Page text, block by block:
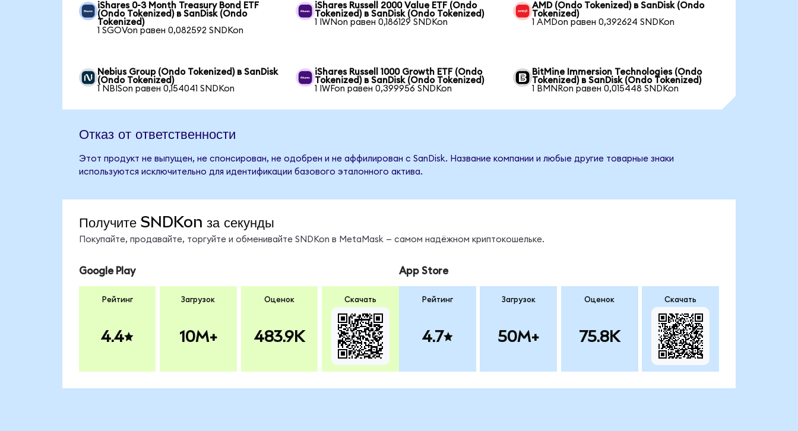
iShares 0-3 Month Treasury Bond ETF
(Ondo Tokenized) в SanDisk (Ondo
Tokenized)
1 SGOVon равен 0,082592 SNDKon
iShares Russell 2000 Value ETF (Ondo
Tokenized) в SanDisk (Ondo Tokenized)
1 IWNon равен 0,186129 SNDKon
AMD (Ondo Tokenized) в SanDisk (Ondo
Tokenized)
1 AMDon равен 0,392624 SNDKon
Nebius Group (Ondo Tokenized) в SanDisk
(Ondo Tokenized)
1 NBISon равен 0,154041 SNDKon
iShares Russell 1000 Growth ETF (Ondo
Tokenized) в SanDisk (Ondo Tokenized)
1 IWFon равен 0,399956 SNDKon
BitMine Immersion Technologies (Ondo
Tokenized) в SanDisk (Ondo Tokenized)
1 BMNRon равен 0,015448 SNDKon
Отказ от ответственности
Этот продукт не выпущен, не спонсирован, не одобрен и не аффилирован с SanDisk. Название компании и любые другие товарные знаки
используются исключительно для идентификации базового эталонного актива.
Получите SNDKon за секунды
Покупайте, продавайте, торгуйте и обменивайте SNDKon в MetaMask — самом надёжном криптокошельке.
Google Play
Рейтинг
4.4
Загрузок
10M+
Оценок
483.9K
Скачать
App Store
Рейтинг
4.7
Загрузок
50M+
Оценок
75.8K
Скачать